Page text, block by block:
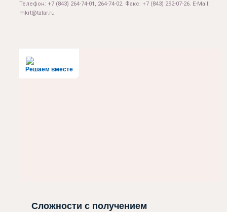
Телефон: +7 (843) 264-74-01, 264-74-02. Факс: +7 (843) 292-07-26. E-Mail:
mkrt@tatar.ru
Решаем вместе
Сложности с получением